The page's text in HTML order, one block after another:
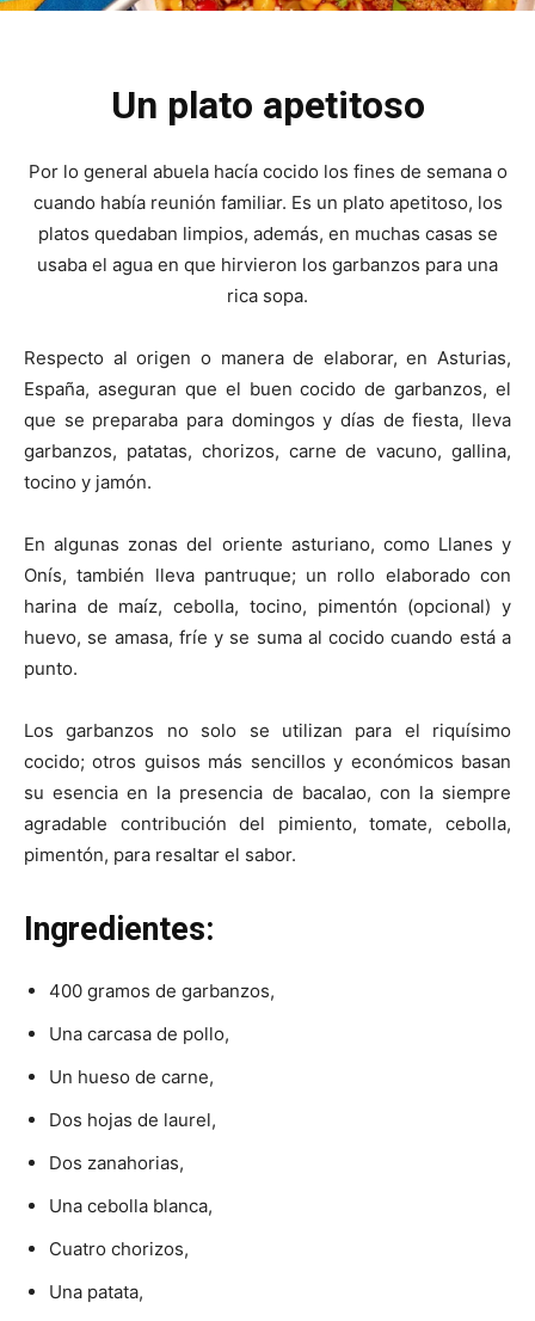
Un plato apetitoso
Por lo general abuela hacía cocido los fines de semana o
cuando había reunión familiar. Es un plato apetitoso, los
platos quedaban limpios, además, en muchas casas se
usaba el agua en que hirvieron los garbanzos para una
rica sopa.
Respecto al origen o manera de elaborar, en Asturias,
España, aseguran que el buen cocido de garbanzos, el
que se preparaba para domingos y días de fiesta, lleva
garbanzos, patatas, chorizos, carne de vacuno, gallina,
tocino y jamón.
En algunas zonas del oriente asturiano, como Llanes y
Onís, también lleva pantruque; un rollo elaborado con
harina de maíz, cebolla, tocino, pimentón (opcional) y
huevo, se amasa, fríe y se suma al cocido cuando está a
punto.
Los garbanzos no solo se utilizan para el riquísimo
cocido; otros guisos más sencillos y económicos basan
su esencia en la presencia de bacalao, con la siempre
agradable contribución del pimiento, tomate, cebolla,
pimentón, para resaltar el sabor.
Ingredientes:
400 gramos de garbanzos,
Una carcasa de pollo,
Un hueso de carne,
Dos hojas de laurel,
Dos zanahorias,
Una cebolla blanca,
Cuatro chorizos,
Una patata,